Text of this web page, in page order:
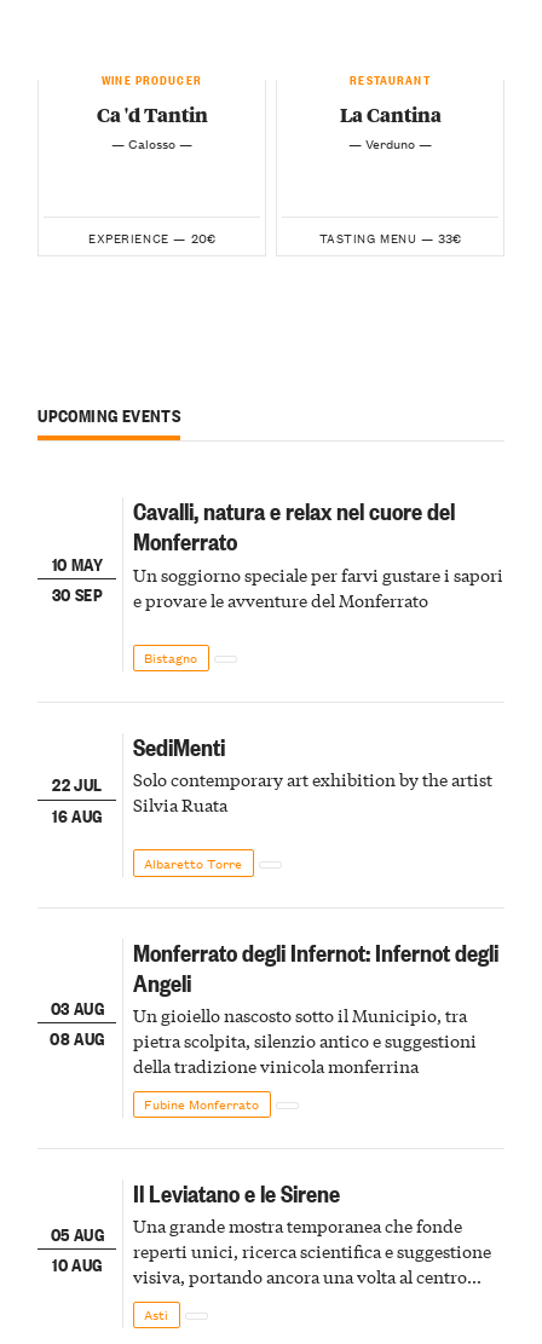
WINE PRODUCER
Ca 'd Tantin
— Calosso —
EXPERIENCE — 20€
RESTAURANT
La Cantina
— Verduno —
TASTING MENU — 33€
UPCOMING EVENTS
10 MAY
30 SEP
Cavalli, natura e relax nel cuore del
Monferrato
Un soggiorno speciale per farvi gustare i sapori
e provare le avventure del Monferrato
Bistagno
22 JUL
16 AUG
SediMenti
Solo contemporary art exhibition by the artist
Silvia Ruata
Albaretto Torre
03 AUG
08 AUG
Monferrato degli Infernot: Infernot degli
Angeli
Un gioiello nascosto sotto il Municipio, tra
pietra scolpita, silenzio antico e suggestioni
della tradizione vinicola monferrina
Fubine Monferrato
05 AUG
10 AUG
Il Leviatano e le Sirene
Una grande mostra temporanea che fonde
reperti unici, ricerca scientifica e suggestione
visiva, portando ancora una volta al centro
della scena le meraviglie del passato astigiano
Asti